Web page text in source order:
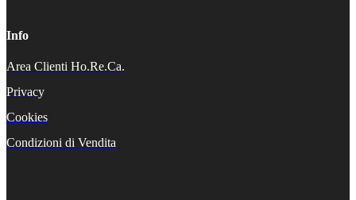
Info
Area Clienti Ho.Re.Ca.
Privacy
Cookies
Condizioni di Vendita